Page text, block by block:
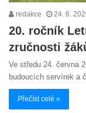
redakce 24. 6.
20. ročník
zručnosti
Ve středu 24. června
budoucích servírek a
Přečíst celé »